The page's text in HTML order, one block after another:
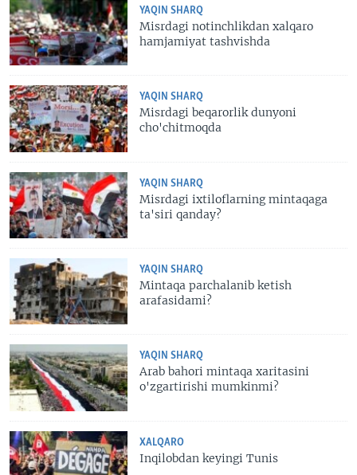
YAQIN SHARQ
Misrdagi notinchlikdan xalqaro
hamjamiyat tashvishda
YAQIN SHARQ
Misrdagi beqarorlik dunyoni
cho'chitmoqda
YAQIN SHARQ
Misrdagi ixtiloflarning mintaqaga
ta'siri qanday?
YAQIN SHARQ
Mintaqa parchalanib ketish
arafasidami?
YAQIN SHARQ
Arab bahori mintaqa xaritasini
o'zgartirishi mumkinmi?
XALQARO
Inqilobdan keyingi Tunis